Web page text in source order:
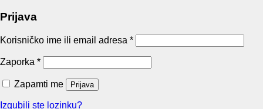
Prijava
Korisničko ime ili email adresa *
Zaporka *
Zapamti me Prijava
Izgubili ste lozinku?